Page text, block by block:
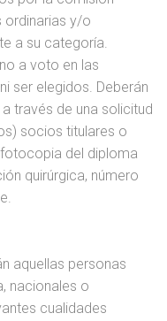
ordinarias y/o
a su categoría.
a voto en las
ser elegidos. Deberán
través de una solicitud
socios titulares o
del diploma
quirúrgica, número
aquellas personas
nacionales o
cualidades